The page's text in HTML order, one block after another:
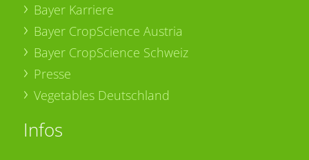
Bayer Karriere
Bayer CropScience Austria
Bayer CropScience Schweiz
Presse
Vegetables Deutschland
Infos